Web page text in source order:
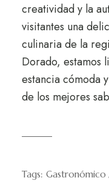
creatividad y la
visitantes una
culinaria de la
Dorado, estamos
estancia cómoda
de los mejores
Tags: Gastronómico